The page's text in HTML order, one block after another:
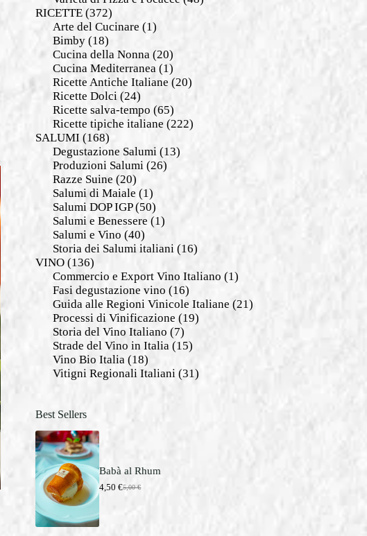
RICETTE(372)
Arte del Cucinare (1)
Bimby(18)
Cucina della Nonna (20)
Cucina Mediterranea (1)
Ricette Antiche Italiane (20)
Ricette Dolci (24)
Ricette salva-tempo (65)
Ricette tipiche italiane (222)
SALUMI (168)
Degustazione Salumi (13)
Produzioni Salumi (26)
Razze Suine (20)
Salumi di Maiale (1)
Salumi DOP IGP(50)
Salumi e Benessere (1)
Salumi e Vino (40)
Storia dei Salumi italiani (16)
VINO(136)
Commercio e Export Vino Italiano (1)
Fasi degustazione vino (16)
Guida alle Regioni Vinicole Italiane (21)
Processi di Vinificazione (19)
Storia del Vino Italiano (7)
Strade del Vino in Italia (15)
Vino Bio Italia (18)
Vitigni Regionali Italiani (31)
Best Sellers
Babà al Rhum
5,00€
I
4,50€
I